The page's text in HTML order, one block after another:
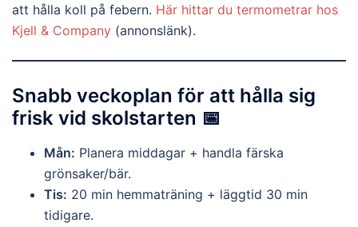
att hålla koll på febern. Här hittar du termometrar hos
Kjell & Company (annonslänk).
Snabb veckoplan för att hålla sig
frisk vid skolstarten 📅
Mån: Planera middagar + handla färska
grönsaker/bär.
Tis: 20 min hemmaträning + läggtid 30 min
tidigare.